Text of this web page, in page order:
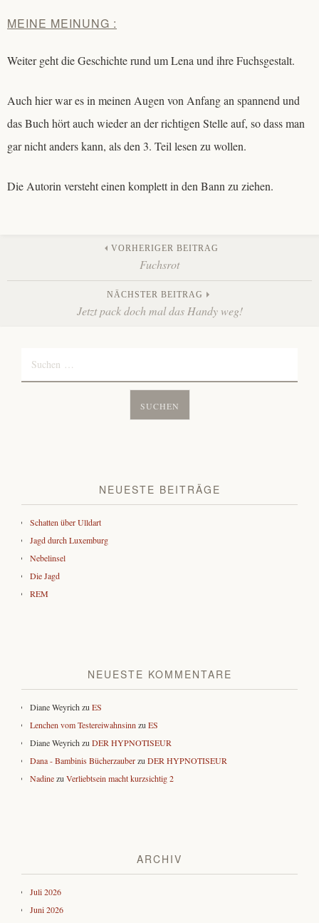
MEINE MEINUNG :
Weiter geht die Geschichte rund um Lena und ihre Fuchsgestalt.
Auch hier war es in meinen Augen von Anfang an spannend und
das Buch hört auch wieder an der richtigen Stelle auf, so dass man
gar nicht anders kann, als den 3. Teil lesen zu wollen.
Die Autorin versteht einen komplett in den Bann zu ziehen.
Beitrags-
Navigation
VORHERIGER BEITRAG
Fuchsrot
NÄCHSTER BEITRAG
Jetzt pack doch mal das Handy weg!
NEUESTE BEITRÄGE
Schatten über Ulldart
Jagd durch Luxemburg
Nebelinsel
Die Jagd
REM
NEUESTE KOMMENTARE
Diane Weyrich zu ES
Lenchen vom Testereiwahnsinn zu ES
Diane Weyrich zu DER HYPNOTISEUR
Dana - Bambinis Bücherzauberzu DER HYPNOTISEUR
Nadinezu Verliebtsein macht kurzsichtig 2
ARCHIV
Juli 2026
Juni 2026